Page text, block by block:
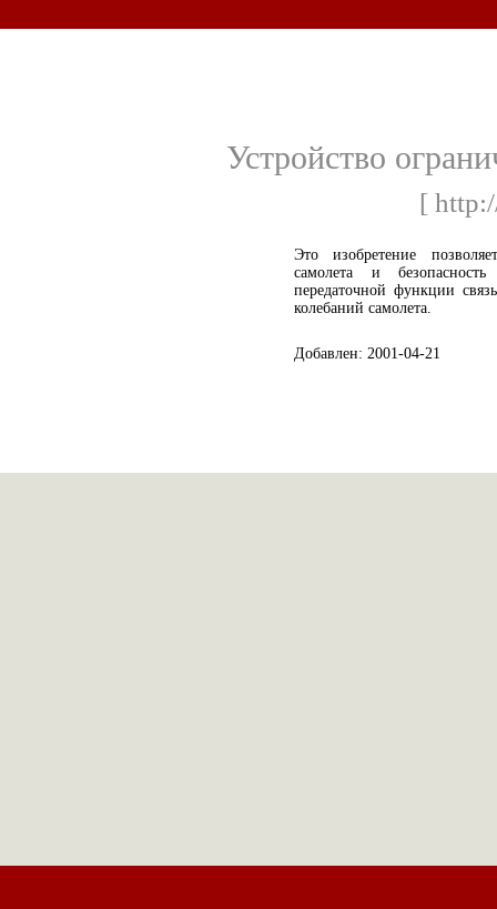
Устройство
[
Это изобретение
самолета и
передаточной функции
колебаний самолета.
Добавлен: 2001-04-21